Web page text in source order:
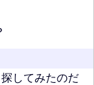
してみたのだ